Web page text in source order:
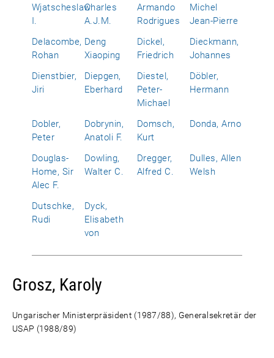
Wjatscheslaw
I.
Charles
A.J.M.
Armando
Rodrigues
Michel
Jean-Pierre
Delacombe,
Rohan
Deng
Xiaoping
Dickel,
Friedrich
Dieckmann,
Johannes
Dienstbier,
Jiri
Diepgen,
Eberhard
Diestel,
Peter-
Michael
Döbler,
Hermann
Dobler,
Peter
Dobrynin,
Anatoli F.
Domsch,
Kurt
Donda, Arno
Douglas-
Home, Sir
Alec F.
Dowling,
Walter C.
Dregger,
Alfred C.
Dulles, Allen
Welsh
Dutschke,
Rudi
Dyck,
Elisabeth
von
Grosz, Karoly
Ungarischer Ministerpräsident (1987/88), Generalsekretär der
USAP (1988/89)